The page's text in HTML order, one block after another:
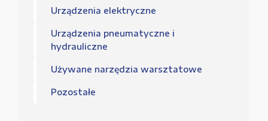
Urządzenia elektryczne
Urządzenia pneumatyczne i
hydrauliczne
Używane narzędzia warsztatowe
Pozostałe